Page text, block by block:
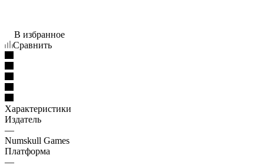
В избранное
Сравнить
Характеристики
Издатель
—
Numskull Games
Платформа
—